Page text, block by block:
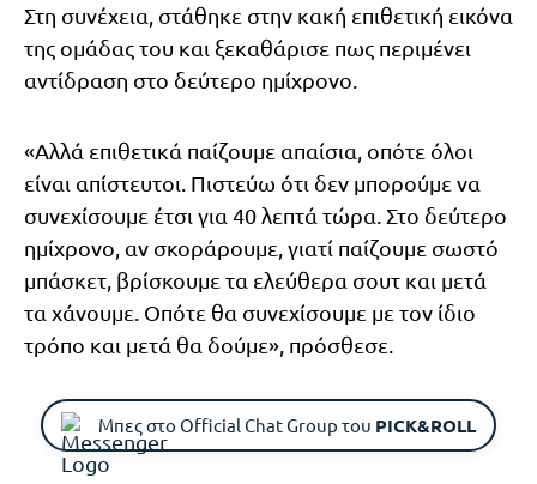
Στη συνέχεια, στάθηκε στην κακή επιθετική εικόνα
της ομάδας του και ξεκαθάρισε πως περιμένει
αντίδραση στο δεύτερο ημίχρονο.
«Αλλά επιθετικά παίζουμε απαίσια, οπότε όλοι
είναι απίστευτοι. Πιστεύω ότι δεν μπορούμε να
συνεχίσουμε έτσι για 40 λεπτά τώρα. Στο δεύτερο
ημίχρονο, αν σκοράρουμε, γιατί παίζουμε σωστό
μπάσκετ, βρίσκουμε τα ελεύθερα σουτ και μετά
τα χάνουμε. Οπότε θα συνεχίσουμε με τον ίδιο
τρόπο και μετά θα δούμε», πρόσθεσε.
Μπες στο Official Chat Group του PICK&ROLL